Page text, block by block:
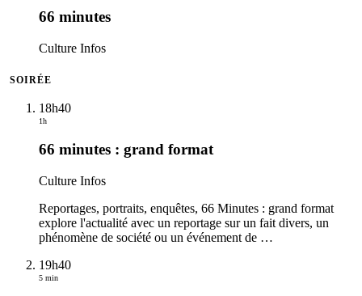
66 minutes
Culture Infos
SOIRÉE
18h40
1h
66 minutes : grand format
Culture Infos
Reportages, portraits, enquêtes, 66 Minutes : grand format
explore l'actualité avec un reportage sur un fait divers, un
phénomène de société ou un événement de …
19h40
5 min